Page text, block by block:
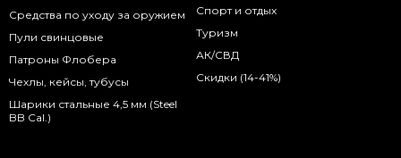
Средства по уходу за оружием
Пули свинцовые
Патроны Флобера
Чехлы, кейсы, тубусы
Шарики стальные 4,5 мм (Steel
BB Cal.)
Спорт и отдых
Туризм
АК/СВД
Скидки (14-41%)